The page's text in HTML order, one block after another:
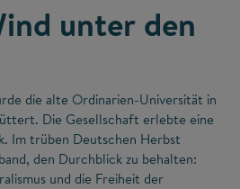
unter den
die alte Ordinarien-Universität in
Die Gesellschaft erlebte eine
Im trüben Deutschen Herbst
den Durchblick zu behalten:
und die Freiheit der